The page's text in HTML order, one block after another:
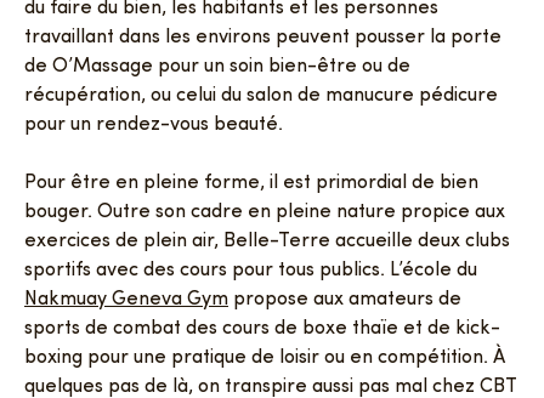
du faire du bien, les habitants et les personnes
travaillant dans les environs peuvent pousser la porte
de O’Massage pour un soin bien-être ou de
récupération, ou celui du salon de manucure pédicure
pour un rendez-vous beauté.
Pour être en pleine forme, il est primordial de bien
bouger. Outre son cadre en pleine nature propice aux
exercices de plein air, Belle-Terre accueille deux clubs
sportifs avec des cours pour tous publics. L’école du
Nakmuay Geneva Gym propose aux amateurs de
sports de combat des cours de boxe thaïe et de kick-
boxing pour une pratique de loisir ou en compétition. À
quelques pas de là, on transpire aussi pas mal chez CBT